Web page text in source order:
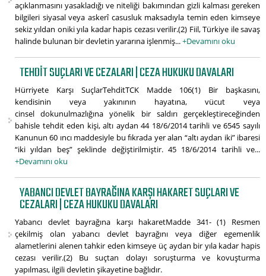
açıklanmasını yasakladığı ve niteliği bakımından gizli kalması gereken
bilgileri siyasal veya askerî casusluk maksadıyla temin eden kimseye
sekiz yıldan oniki yıla kadar hapis cezası verilir.(2) Fiil, Türkiye ile savaş
halinde bulunan bir devletin yararına işlenmiş...+Devamını oku
TEHDIT SUÇLARI VE CEZALARI | CEZA HUKUKU DAVALARI
Hürriyete Karşı SuçlarTehditTCK Madde 106(1) Bir başkasını,
kendisinin veya yakınının hayatına, vücut veya
cinsel dokunulmazlığına yönelik bir saldırı gerçekleştireceğinden
bahisle tehdit eden kişi, altı aydan 44 18/6/2014 tarihli ve 6545 sayılı
Kanunun 60 ıncı maddesiyle bu fıkrada yer alan “altı aydan iki” ibaresi
“iki yıldan beş” şeklinde değiştirilmiştir. 45 18/6/2014 tarihli ve...
+Devamını oku
YABANCI DEVLET BAYRAĞINA KARŞI HAKARET SUÇLARI VE
CEZALARI | CEZA HUKUKU DAVALARI
Yabancı devlet bayrağına karşı hakaretMadde 341- (1) Resmen
çekilmiş olan yabancı devlet bayrağını veya diğer egemenlik
alametlerini alenen tahkir eden kimseye üç aydan bir yıla kadar hapis
cezası verilir.(2) Bu suçtan dolayı soruşturma ve kovuşturma
yapılması, ilgili devletin şikayetine bağlıdır.